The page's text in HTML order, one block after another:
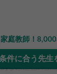
な家庭教師派
庭教師！
件に合う先生